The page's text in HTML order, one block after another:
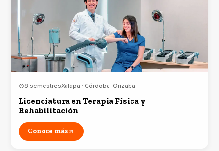
8 semestresXalapa · Córdoba-Orizaba
Licenciatura en Terapia Física y
Rehabilitación
Conoce más